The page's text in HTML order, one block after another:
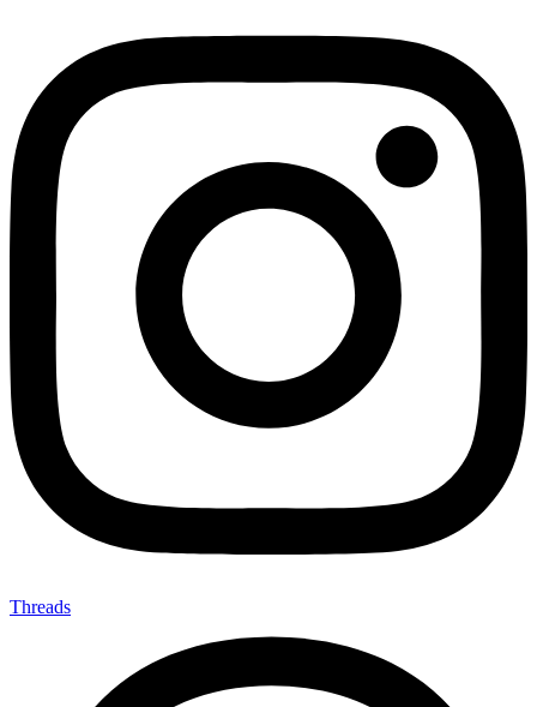
Threads